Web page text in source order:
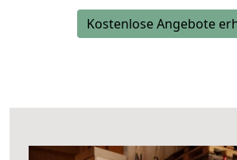
Kostenlose Angebote